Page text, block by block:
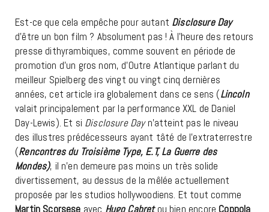
Est-ce que cela empêche pour autant Disclosure Day
d’être un bon film ? Absolument pas ! À l’heure des retours
presse dithyrambiques, comme souvent en période de
promotion d’un gros nom, d’Outre Atlantique parlant du
meilleur Spielberg des vingt ou vingt cinq dernières
années, cet article ira globalement dans ce sens (Lincoln
valait principalement par la performance XXL de Daniel
Day-Lewis). Et si Disclosure Dayn’atteint pas le niveau
des illustres prédécesseurs ayant tâté de l’extraterrestre
(Rencontres du Troisième Type, E.T, La Guerre des
Mondes), il n’en demeure pas moins un très solide
divertissement, au dessus de la mêlée actuellement
proposée par les studios hollywoodiens. Et tout comme
Martin Scorsese avec Hugo Cabretou bien encore Coppola